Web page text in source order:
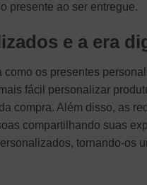
presente ao ser entregue.
e a era
os presentes
fácil personalizar
compra. Além disso, as
compartilhando suas
tornando-os